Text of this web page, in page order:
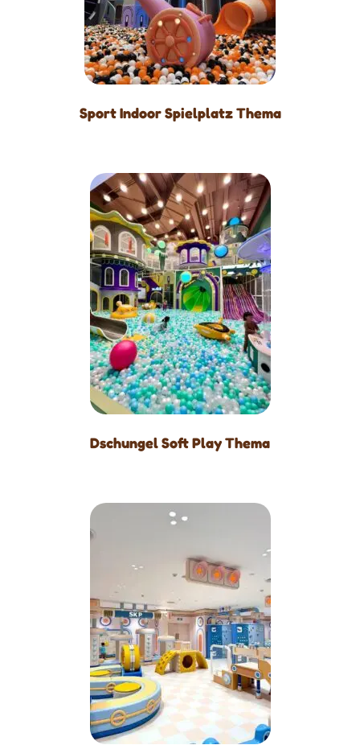
Sport Indoor Spielplatz Thema
Dschungel Soft Play Thema